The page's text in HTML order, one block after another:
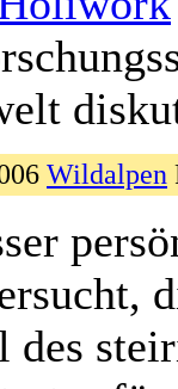
Wildalpen
des